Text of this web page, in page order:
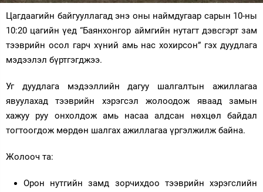
Энтертайнмэнт
Зурхай
Цагдаагийн байгууллагад энэ оны наймдугаар сарын 10-ны
10:20 цагийн үед “Баянхонгор аймгийн нутагт дэвсгэрт зам
тээврийн осол гарч хүний амь нас хохирсон” гэх дуудлага
мэдээлэл бүртгэгджээ.
Уг дуудлага мэдээллийн дагуу шалгалтын ажиллагаа
явуулахад тээврийн хэрэгсэл жолоодож яваад замын
хажуу руу онхолдож амь насаа алдсан нөхцөл байдал
тогтоогдож мөрдөн шалгах ажиллагаа үргэлжилж байна.
Жолооч та:
Орон нутгийн замд зорчихдоо тээврийн хэрэгслийн